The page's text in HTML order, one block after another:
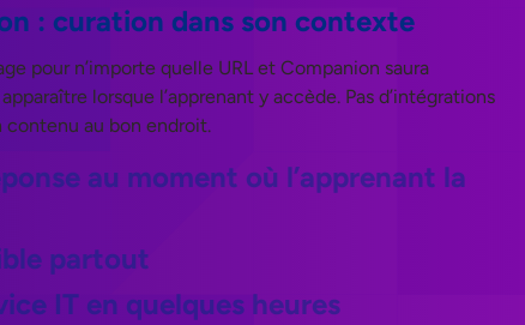
: curation dans son contexte
pour n’importe quelle URL et Companion saura
lorsque l’apprenant y accède. Pas d’intégrations
au bon endroit.
au moment où l’apprenant la
partout
IT en quelques heures